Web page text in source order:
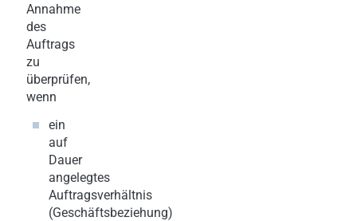
Annahme
des
Auftrags
zu
überprüfen,
wenn
ein
auf
Dauer
angelegtes
Auftragsverhältnis
(Geschäftsbeziehung)